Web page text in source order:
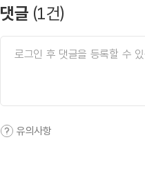
댓글 (1건)
유의사항